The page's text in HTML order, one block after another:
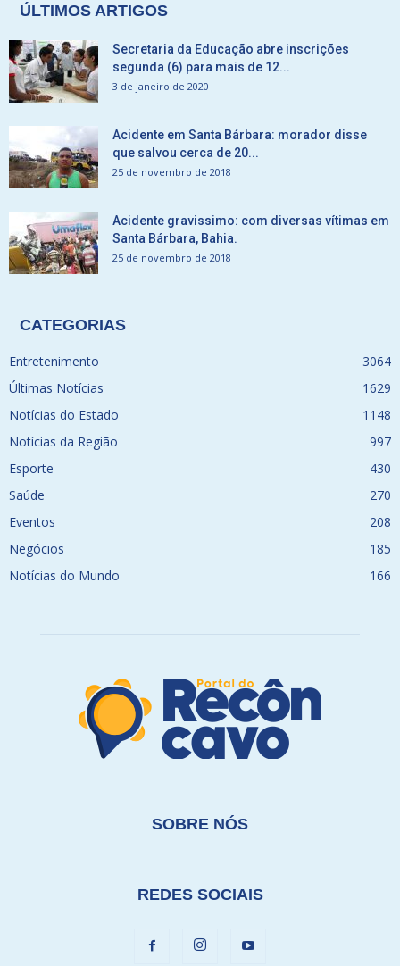
ÚLTIMOS ARTIGOS
Secretaria da Educação abre inscrições
segunda (6) para mais de 12...
3 de janeiro de 2020
Acidente em Santa Bárbara: morador disse
que salvou cerca de 20...
25 de novembro de 2018
Acidente gravissimo: com diversas vítimas em
Santa Bárbara, Bahia.
25 de novembro de 2018
CATEGORIAS
Entretenimento
3064
Últimas Notícias
1629
Notícias do Estado
1148
Notícias da Região
997
Esporte
430
Saúde
270
Eventos
208
Negócios
185
Notícias do Mundo
166
SOBRE NÓS
REDES SOCIAIS